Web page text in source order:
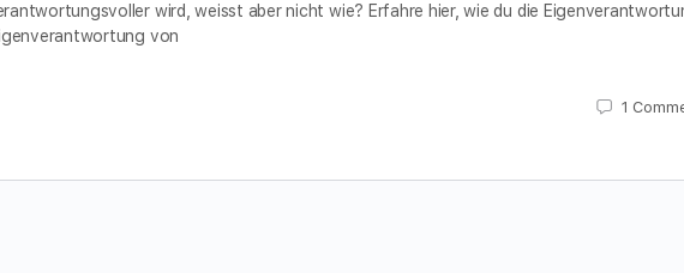
wird, weisst aber nicht wie? Erfahre hier, wie du die
von
1